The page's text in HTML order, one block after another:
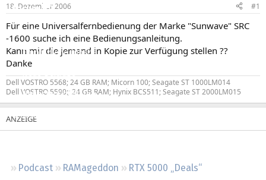
Forum
Aktuelles
Empfohlene Inhalte
Neue Beiträge
Neueste Aktivitäten
Leserartikel
Podcast RAMageddon
RTX 5000 „Deals“
e
r
t
a
18. Dezember 2006 #1
Für eine Universalfernbedienung der Marke "Sunwave" SRC
-1600 suche ich eine Bedienungsanleitung.
Kann mir die jemand in Kopie zur Verfügung stellen ??
Danke
Dell VOSTRO 5568; 24 GB RAM; Micorn 100; Seagate ST 1000LM014
Dell VOSTRO 5590;; 24 GB RAM; Hynix BCS511; Seagate ST 2000LM015